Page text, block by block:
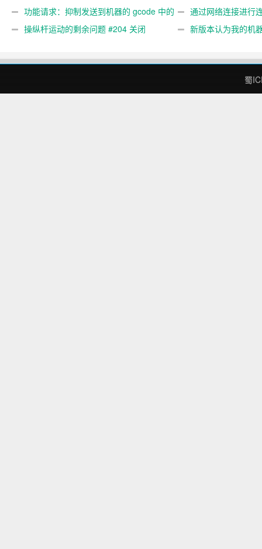
#89
#473
功能请求：抑制发送到机器的 gcode 中的
gcode 注释。 #444 关闭
通过网络连接进行
操纵杆运动的剩余问题 #204 关闭
新版本认为我的机
蜀